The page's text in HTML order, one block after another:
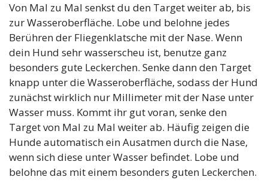
Von Mal zu Mal senkst du den Target weiter ab, bis
zur Wasseroberfläche. Lobe und belohne jedes
Berühren der Fliegenklatsche mit der Nase. Wenn
dein Hund sehr wasserscheu ist, benutze ganz
besonders gute Leckerchen. Senke dann den Target
knapp unter die Wasseroberfläche, sodass der Hund
zunächst wirklich nur Millimeter mit der Nase unter
Wasser muss. Kommt ihr gut voran, senke den
Target von Mal zu Mal weiter ab. Häufig zeigen die
Hunde automatisch ein Ausatmen durch die Nase,
wenn sich diese unter Wasser befindet. Lobe und
belohne das mit einem besonders guten Leckerchen.